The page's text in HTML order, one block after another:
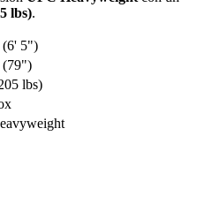
lbs).
(6' 5")
(79")
lbs)